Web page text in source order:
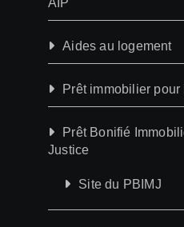
Aides au logement
Prêt immobilier
Prêt Bonifié
Justice
Site du PBIMJ